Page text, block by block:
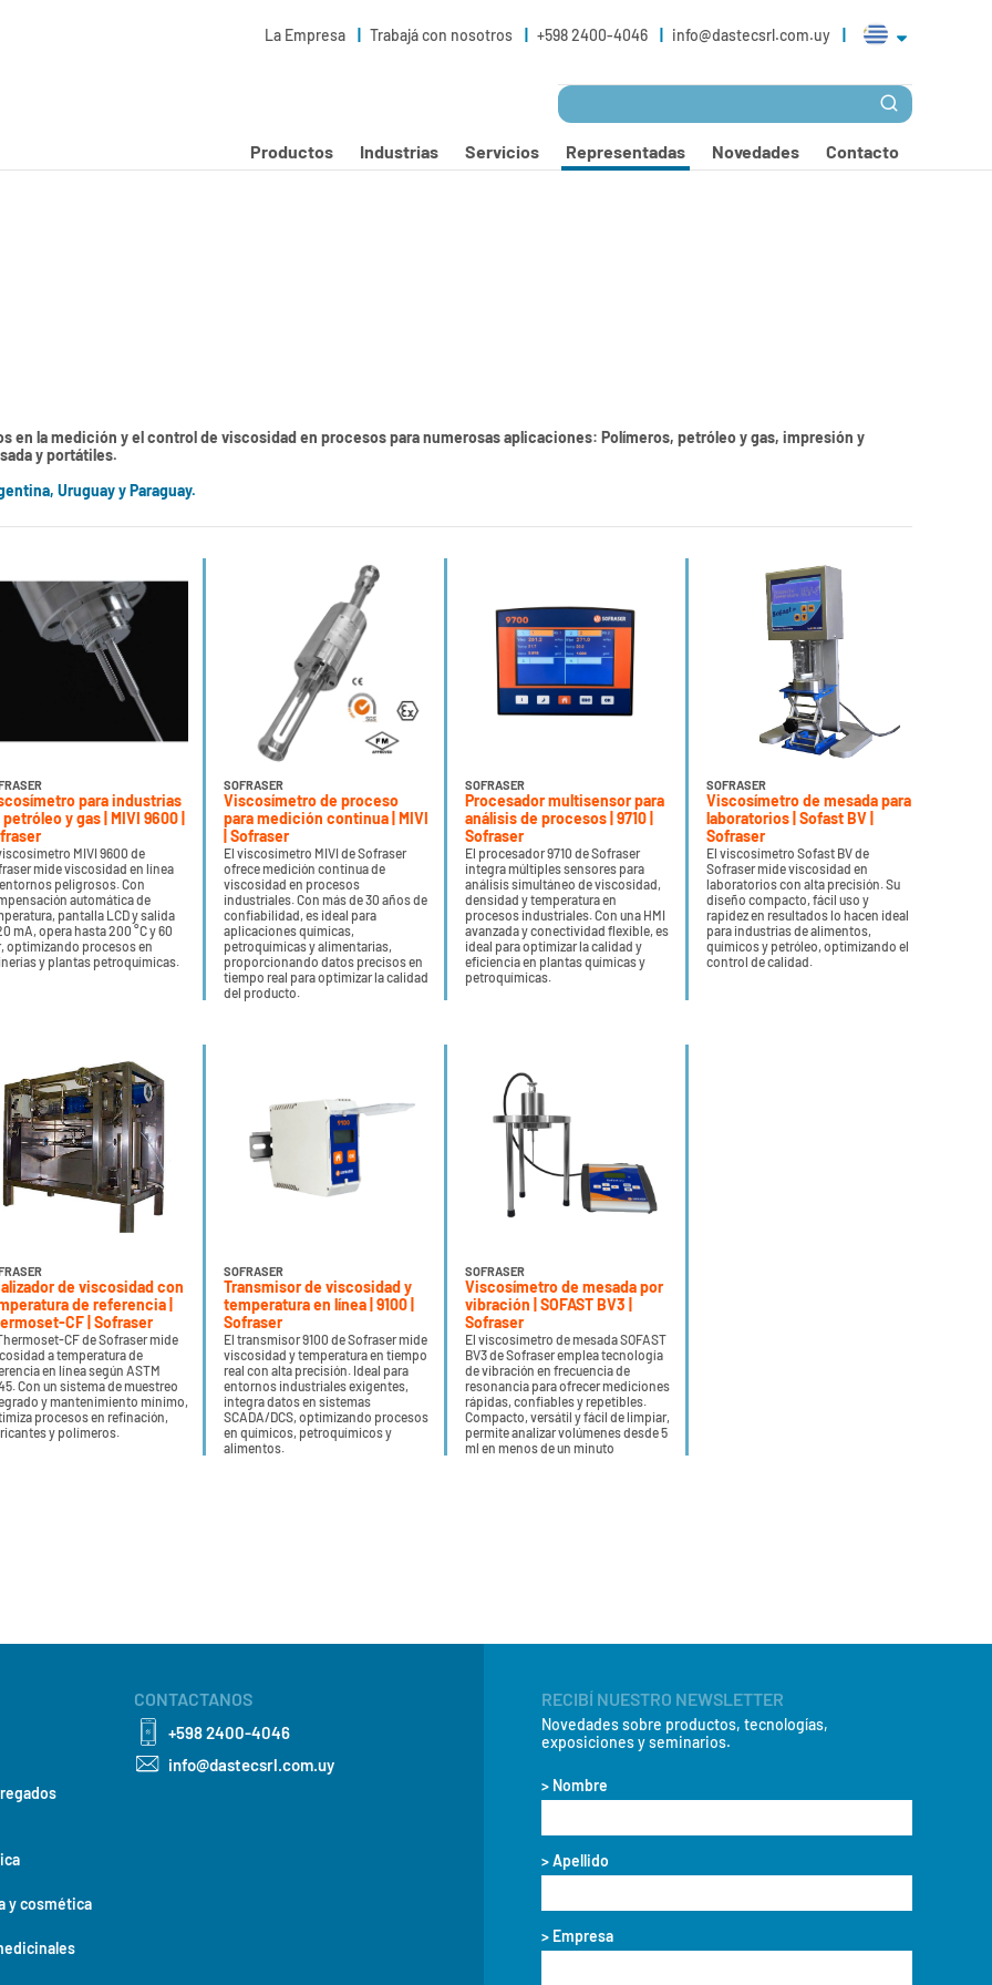
La Empresa Trabajá con nosotros +598 2400-4046 info@dastecsrl.com.uy
Productos Industrias Servicios Representadas Novedades Contacto
en la medición y el control de viscosidad en procesos para numerosas aplicaciones: Polímeros, petróleo y gas, impresión y
y portátiles.
Uruguay y Paraguay.
para industrias
y gas | MIVI 9600 |
MIVI 9600 de
mide viscosidad en línea
peligrosos. Con
automática de
pantalla LCD y salida
mA, opera hasta 200 °C y 60
optimizando procesos en
y plantas petroquímicas.
SOFRASER
Viscosímetro de proceso
para medición continua | MIVI
| Sofraser
El viscosímetro MIVI de Sofraser
ofrece medición continua de
viscosidad en procesos
industriales. Con más de 30 años de
confiabilidad, es ideal para
aplicaciones químicas,
petroquímicas y alimentarias,
proporcionando datos precisos en
tiempo real para optimizar la calidad
del producto.
SOFRASER
Procesador multisensor para
análisis de procesos | 9710 |
Sofraser
El procesador 9710 de Sofraser
integra múltiples sensores para
análisis simultáneo de viscosidad,
densidad y temperatura en
procesos industriales. Con una HMI
avanzada y conectividad flexible, es
ideal para optimizar la calidad y
eficiencia en plantas químicas y
petroquímicas.
SOFRASER
Viscosímetro de mesada para
laboratorios | Sofast BV |
Sofraser
El viscosímetro Sofast BV de
Sofraser mide viscosidad en
laboratorios con alta precisión. Su
diseño compacto, fácil uso y
rapidez en resultados lo hacen ideal
para industrias de alimentos,
químicos y petróleo, optimizando el
control de calidad.
de viscosidad con
de referencia |
CF | Sofraser
CF de Sofraser mide
a temperatura de
en línea según ASTM
Con un sistema de muestreo
y mantenimiento mínimo,
procesos en refinación,
y polímeros.
SOFRASER
Transmisor de viscosidad y
temperatura en línea | 9100 |
Sofraser
El transmisor 9100 de Sofraser mide
viscosidad y temperatura en tiempo
real con alta precisión. Ideal para
entornos industriales exigentes,
integra datos en sistemas
SCADA/DCS, optimizando procesos
en químicos, petroquímicos y
alimentos.
SOFRASER
Viscosímetro de mesada por
vibración | SOFAST BV3 |
Sofraser
El viscosímetro de mesada SOFAST
BV3 de Sofraser emplea tecnología
de vibración en frecuencia de
resonancia para ofrecer mediciones
rápidas, confiables y repetibles.
Compacto, versátil y fácil de limpiar,
permite analizar volúmenes desde 5
ml en menos de un minuto
y cosmética
CONTACTANOS
+598 2400-4046
info@dastecsrl.com.uy
RECIBÍ NUESTRO NEWSLETTER
Novedades sobre productos, tecnologías,
exposiciones y seminarios.
> Nombre
> Apellido
> Empresa